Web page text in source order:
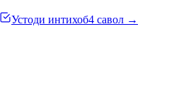
Устоди интихоб4 савол →